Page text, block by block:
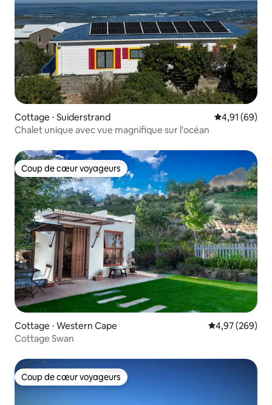
Cottage ⋅ Suiderstrand Évaluation
4,91 (69)
Chalet unique avec vue magnifique sur l'océan
Coup de cœur voyageurs
Coup de cœur voyageurs
Cottage ⋅ Western Cape Évaluation
4,97 (269)
Cottage Swan
Coup de cœur voyageurs
Coup de cœur voyageurs